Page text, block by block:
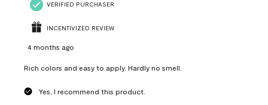
VERIFIED PURCHASER
INCENTIVIZED REVIEW
4 months ago
Rich colors and easy to apply. Hardly no smell.
Yes, I recommend this product.